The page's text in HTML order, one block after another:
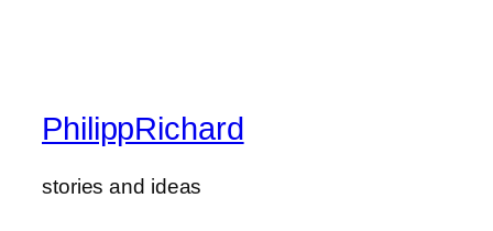
PhilippRichard
stories and ideas